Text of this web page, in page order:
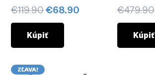
€119.90Pôvodná
cena
bola:
€119.90.
€68.90 Aktuálna
Kúpiť
€479.90
Kúpiť
ZĽAVA!